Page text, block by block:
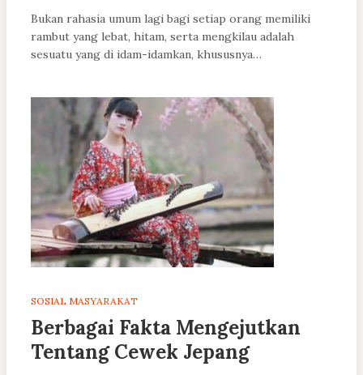
Bukan rahasia umum lagi bagi setiap orang memiliki
rambut yang lebat, hitam, serta mengkilau adalah
sesuatu yang di idam-idamkan, khususnya…
SOSIAL MASYARAKAT
Berbagai Fakta Mengejutkan
Tentang Cewek Jepang